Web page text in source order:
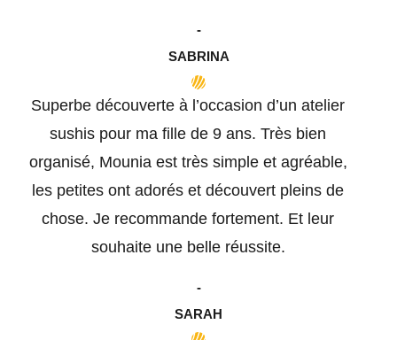
-
SABRINA
Superbe découverte à l’occasion d’un atelier
sushis pour ma fille de 9 ans. Très bien
organisé, Mounia est très simple et agréable,
les petites ont adorés et découvert pleins de
chose. Je recommande fortement. Et leur
souhaite une belle réussite.
-
SARAH